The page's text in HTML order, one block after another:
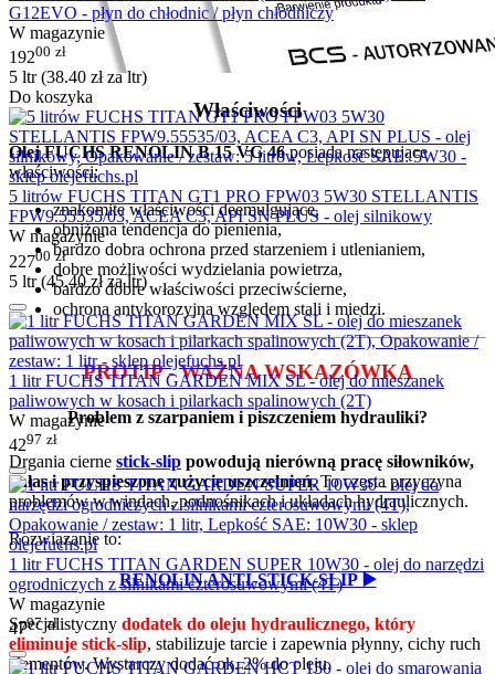
Właściwości
Olej FUCHS RENOLIN B 15 VG 46 posiada następujące
właściwości:
znakomite właściwości deemulgujące,
obniżona tendencja do pienienia,
bardzo dobra ochrona przed starzeniem i utlenianiem,
dobre możliwości wydzielania powietrza,
bardzo dobre właściwości przeciwścierne,
ochrona antykorozyjna względem stali i miedzi.
PROTIP - WAŻNA WSKAZÓWKA
Problem z szarpaniem i piszczeniem hydrauliki?
Drgania cierne stick-slip powodują nierówną pracę siłowników,
hałas i przyspieszone zużycie uszczelnień. To częsta przyczyna
problemów w windach, podnośnikach i układach hydraulicznych.
Rozwiązanie to:
RENOLIN ANTI-STICK-SLIP ▶️
Specjalistyczny dodatek do oleju hydraulicznego, który
eliminuje stick-slip, stabilizuje tarcie i zapewnia płynny, cichy ruch
elementów. Wystarczy dodać ok. 2% do oleju.
G12EVO - płyn do chłodnic / płyn chłodniczy
W magazynie
19200 zł
5 ltr (38.40 złza ltr)
Do koszyka
5 litrów FUCHS TITAN GT1 PRO FPW03 5W30 STELLANTIS
FPW9.55535/03, ACEA C3, API SN PLUS - olej silnikowy
W magazynie
22700 zł
5 ltr (45.40złza ltr)
1 litr FUCHS TITAN GARDEN MIX SL - olej do mieszanek
paliwowych w kosach i pilarkach spalinowych (2T)
W magazynie
4297 zł
1 litr FUCHS TITAN GARDEN SUPER 10W30 - olej do narzędzi
ogrodniczych z silnikami czterosuwowymi (4T)
W magazynie
4797 zł